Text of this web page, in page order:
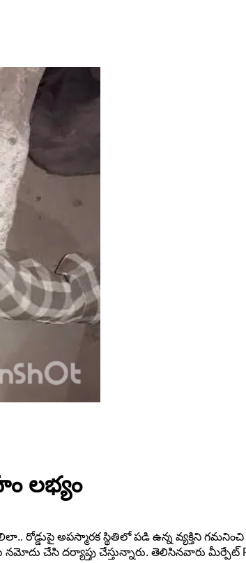
లభ్యం
రోడ్డుపై అపస్మారక స్థితిలో పడి ఉన్న వ్యక్తిని
చేసి దర్యాప్తు చేస్తున్నారు. తెలిసినవారు మీర్పేట్